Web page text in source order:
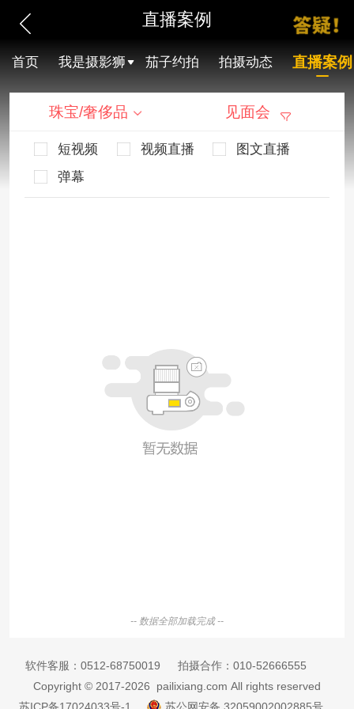
直播案例
首页 我是摄影狮 茄子约拍 拍摄动态 直播案例
珠宝/奢侈品 见面会
短视频 视频直播
图文直播
弹幕
-- 数据全部加载完成 --
软件客服： 0512-68750019 拍摄合作： 010-52666555
Copyright © 2017-2026 pailixiang.com All rights reserved
苏ICP备17024033号-1
苏公网安备 32059002002885号